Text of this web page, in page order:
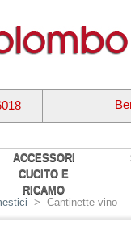
ACCESSORI
CUCITO E
RICAMO
> Cantinette vino